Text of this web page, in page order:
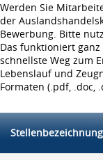
Werden Sie
der
Bewerbung. Bitte
Das funktioniert
schnellste Weg zum
Lebenslauf und
Formaten (.pdf, .doc,
Stellenbezeichnung